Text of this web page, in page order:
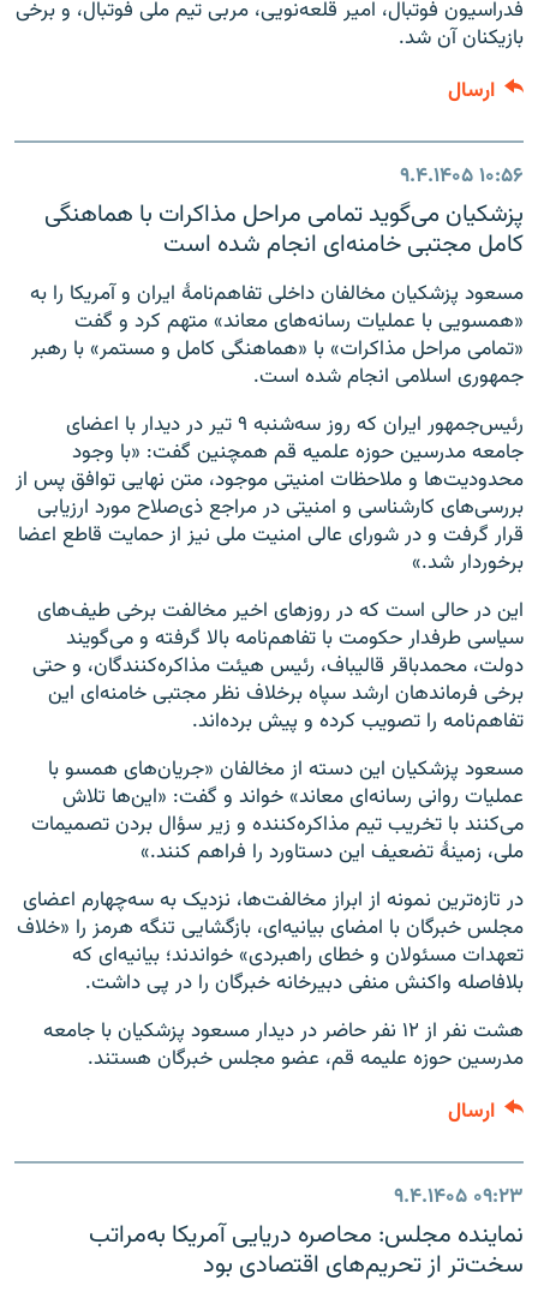
فدراسیون فوتبال، امیر قلعه‌نویی، مربی تیم ملی فوتبال، و برخی
بازیکنان آن شد.
ارسال
۱۰:۵۶۹.۴.۱۴۰۵
پزشکیان می‌گوید تمامی مراحل مذاکرات با هماهنگی
کامل مجتبی خامنه‌ای انجام شده است
مسعود پزشکیان مخالفان داخلی تفاهم‌نامهٔ ایران و آمریکا را به
«همسویی با عملیات رسانه‌های معاند» متهم کرد و گفت
«تمامی مراحل مذاکرات» با «هماهنگی کامل و مستمر» با رهبر
جمهوری اسلامی انجام شده است.
رئیس‌جمهور ایران که روز سه‌شنبه ۹ تیر در دیدار با اعضای
جامعه مدرسین حوزه علمیه قم همچنین گفت: «با وجود
محدودیت‌ها و ملاحظات امنیتی موجود، متن نهایی توافق پس از
بررسی‌های کارشناسی و امنیتی در مراجع ذی‌صلاح مورد ارزیابی
قرار گرفت و در شورای عالی امنیت ملی نیز از حمایت قاطع اعضا
برخوردار شد.»
این در حالی است که در روزهای اخیر مخالفت برخی طیف‌های
سیاسی طرفدار حکومت با تفاهم‌نامه بالا گرفته و می‌گویند
دولت، محمدباقر قالیباف، رئیس هیئت مذاکره‌کنندگان، و حتی
برخی فرماندهان ارشد سپاه برخلاف نظر مجتبی خامنه‌ای این
تفاهم‌نامه را تصویب کرده و پیش برده‌اند.
مسعود پزشکیان این دسته از مخالفان «جریان‌های همسو با
عملیات روانی رسانه‌ای معاند» خواند و گفت: «این‌ها تلاش
می‌کنند با تخریب تیم مذاکره‌کننده و زیر سؤال بردن تصمیمات
ملی، زمینهٔ تضعیف این دستاورد را فراهم کنند.»
در تازه‌ترین نمونه از ابراز مخالفت‌ها، نزدیک به سه‌چهارم اعضای
مجلس خبرگان با امضای بیانیه‌ای، بازگشایی تنگه هرمز را «خلاف
تعهدات مسئولان و خطای راهبردی» خواندند؛ بیانیه‌ای که
بلافاصله واکنش منفی دبیرخانه خبرگان را در پی داشت.
هشت نفر از ۱۲ نفر حاضر در دیدار مسعود پزشکیان با جامعه
مدرسین حوزه علیمه قم، عضو مجلس خبرگان هستند.
ارسال
۰۹:۲۳ ۹.۴.۱۴۰۵
نماینده مجلس: محاصره دریایی آمریکا به‌مراتب
سخت‌تر از تحریم‌های اقتصادی بود